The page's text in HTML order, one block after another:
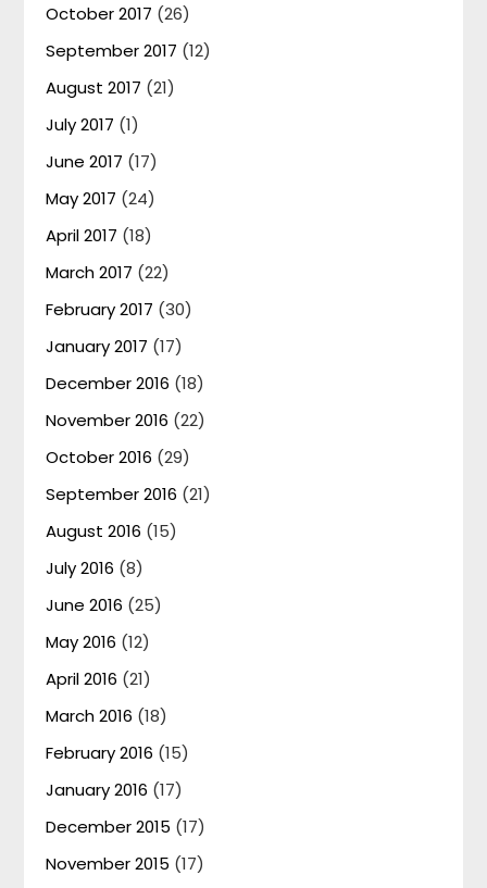
October 2017 (26)
September 2017 (12)
August 2017 (21)
July 2017 (1)
June 2017 (17)
May 2017 (24)
April 2017 (18)
March 2017 (22)
February 2017 (30)
January 2017 (17)
December 2016 (18)
November 2016 (22)
October 2016 (29)
September 2016 (21)
August 2016 (15)
July 2016 (8)
June 2016 (25)
May 2016 (12)
April 2016 (21)
March 2016 (18)
February 2016 (15)
January 2016 (17)
December 2015 (17)
November 2015 (17)